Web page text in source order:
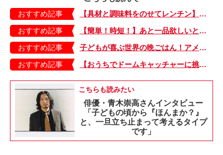
おすすめ記事
【具材と調味料をのせてレンチン】ケチャップ×バターの王道味！「うどんナポリタン」のできあがり♪
おすすめ記事
【簡単！時短！】あと一品欲しいときにおすすめの「卵とレタスの炒めもの」のレシピ
おすすめ記事
子どもが喜ぶ世界の晩ごはん！アメリカのフライドチキン＆フライドポテト
おすすめ記事
【おうちでドームキャッチャーに挑戦だ】アンパンマン わくわくドームキャッチャー
こちらも読みたい
俳優・青木崇高さんインタビュー
「子どもの頃から『ほんまか？』
と、一旦立ち止まって考えるタイプ
です」